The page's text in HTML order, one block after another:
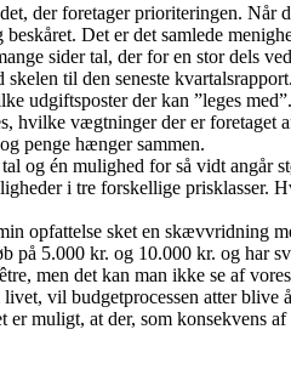
der foretager prioriteringen.
Det er det samlede
sider tal, der for en stor dels
til den seneste
udgiftsposter der kan ”leges
hvilke vægtninger der er
penge hænger sammen.
og én mulighed for så vidt
i tre forskellige prisklasser.
opfattelse sket en skævvridning
5.000 kr. og 10.000 kr. og har
men det kan man ikke se af
vil budgetprocessen atter
muligt, at der, som